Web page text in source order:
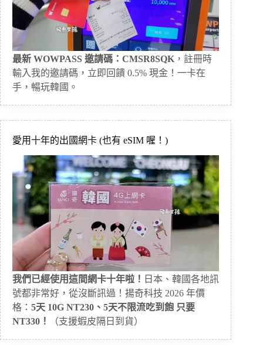
最新 WOWPASS 邀請碼：CMSR8SQK ，註冊時
輸入我的邀請碼，立即回饋 0.5% 現金！一卡在
手，暢玩韓國。
愛用十年的出國網卡 (也有 eSIM 喔！)
我們已經使用這間網卡十年啦！ 日本、韓國各地訊
號都非常好，從沒斷訊過！揚奇科技 2026 年價
格： 5天 10G NT230、5天不限流吃到飽 只要
NT330！
（支援蝦皮隔日到貨）